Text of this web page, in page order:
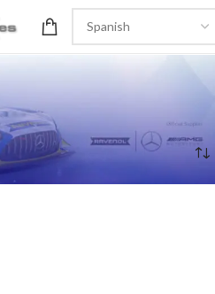
30 Mostrando el único resultado